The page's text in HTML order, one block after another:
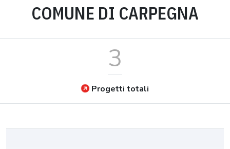
COMUNE DI CARPEGNA
3
Progetti totali